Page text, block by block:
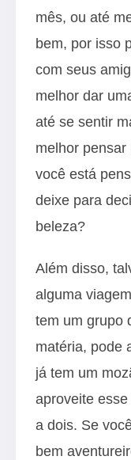
mês, ou até
bem, por isso
com seus
melhor dar
até se sentir
melhor
você está
deixe para
beleza?
Além disso,
alguma
tem um grupo
matéria, pode
já tem um
aproveite
a dois. Se
bem